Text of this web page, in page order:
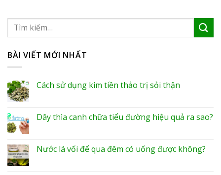
BÀI VIẾT MỚI NHẤT
Cách sử dụng kim tiền thảo trị sỏi thận
Dây thìa canh chữa tiểu đường hiệu quả ra sao?
Nước lá vối để qua đêm có uống được không?